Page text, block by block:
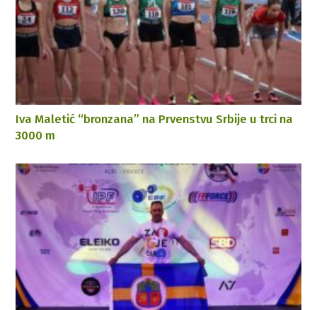
Iva Maletić “bronzana” na Prvenstvu Srbije u trci na
3000 m